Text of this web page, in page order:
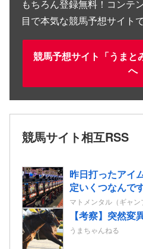
もちろん登録無料！コンテ
目で本気な競馬予想サイトで
競馬予想サイト「うまと
へ
競馬サイト相互RSS
昨日打ったアイ
定いくつなんで
マトメンタル（ギャン
【考察】突然変
うまちゃんねる